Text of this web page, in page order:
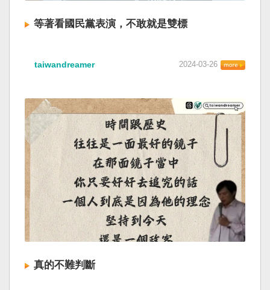
等著看國民黨表演，不敢就是雙標
taiwandreamer 2024-03-26
真的不難判斷